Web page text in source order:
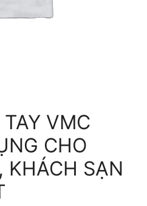
VMC
CHO
KHÁCH SẠN